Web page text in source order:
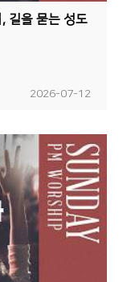
길을 묻는 성도
2026-07-12